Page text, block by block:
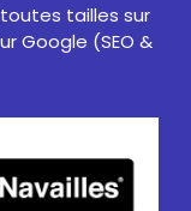
tailles sur
Google (SEO &